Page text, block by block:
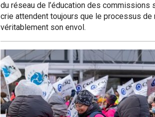
du réseau de l’éducation des commissions
crie attendent toujours que le processus de
véritablement son envol.